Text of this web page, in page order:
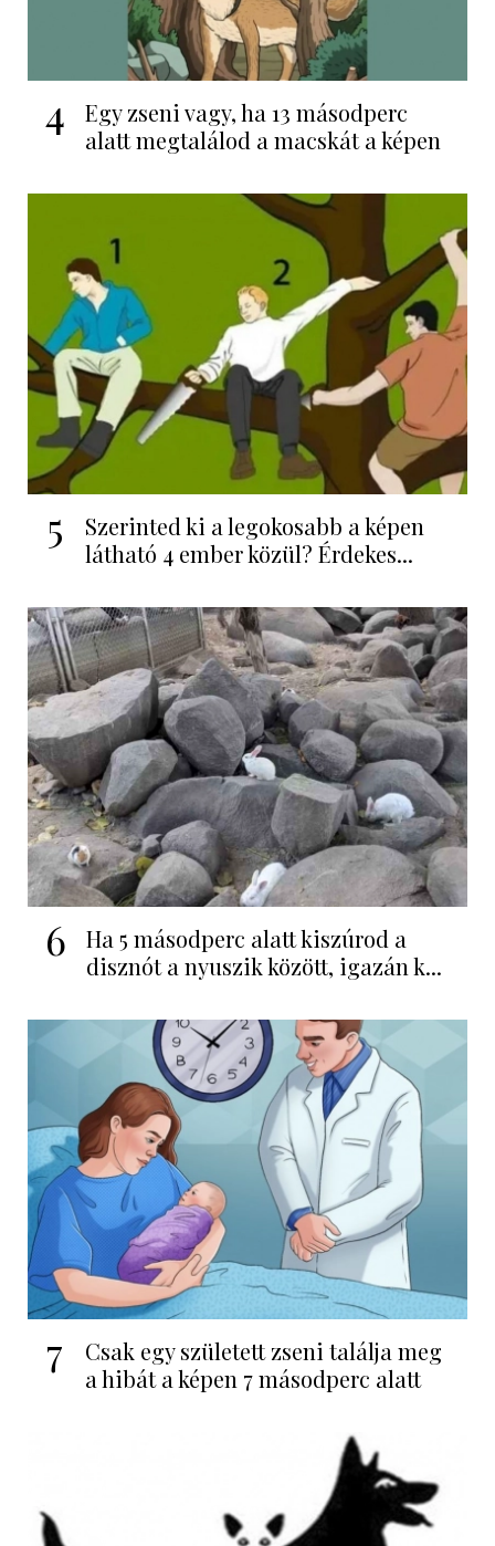
4
Egy zseni vagy, ha 13 másodperc
alatt megtalálod a macskát a képen
5
Szerinted ki a legokosabb a képen
látható 4 ember közül? Érdekes...
6
Ha 5 másodperc alatt kiszúrod a
disznót a nyuszik között, igazán k...
7
Csak egy született zseni találja meg
a hibát a képen 7 másodperc alatt